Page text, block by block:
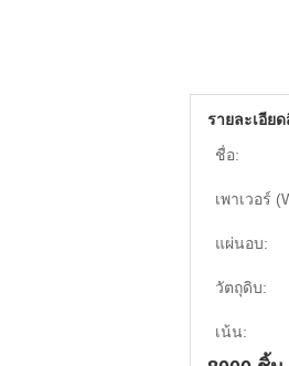
รายละเอีย
ชื่อ:
เพาเวอร์
แผ่นอบ:
วัตถุดิบ:
เน้น: